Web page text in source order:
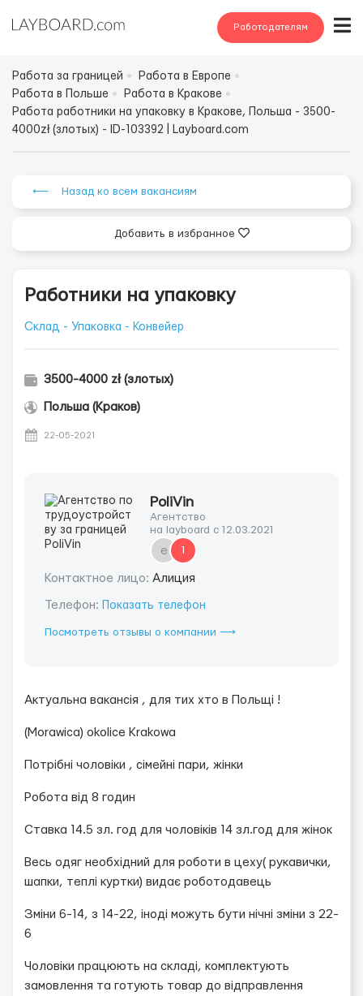
Работодателям
Работа за границей
Работа в Европе
Работа в Польше
Работа в Кракове
Работа работники на упаковку в Кракове, Польша - 3500-
4000zł (злотых) - ID-103392 | Layboard.com
⟵ Назад ко всем вакансиям
Добавить в избранное
Работники на упаковку
Склад - Упаковка - Конвейер
3500-4000 zł (злотых)
Польша (Краков)
22-05-2021
PoliVin
Агентство
на layboard с 12.03.2021
е 1
Контактное лицо: Алиция
Телефон: Показать телефон
Посмотреть отзывы о компании ⟶
Актуальна вакансія , для тих хто в Польщі !
(Morawica) okolice Krakowa
Потрібні чоловіки , сімейні пари, жінки
Робота від 8 годин
Ставка 14.5 зл. год для чоловіків 14 зл.год для жінок
Весь одяг необхідний для роботи в цеху( рукавички,
шапки, теплі куртки) видає роботодавець
Зміни 6-14, з 14-22, іноді можуть бути нічні зміни з 22-
6
Чоловіки працюють на складі, комплектують
замовлення та готують товар до відправлення